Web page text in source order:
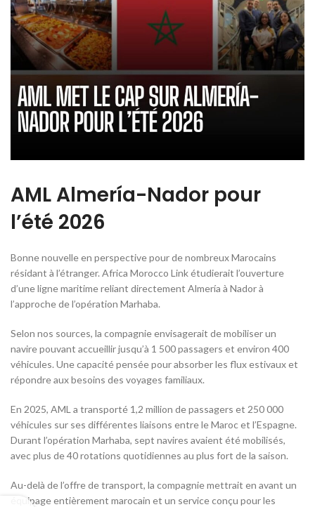
AML Almería-Nador pour
l’été 2026
Bonne nouvelle en perspective pour de nombreux Marocains
résidant à l’étranger. Africa Morocco Link étudierait l’ouverture
d’une ligne maritime reliant directement Almería à Nador à
l’approche de l’opération Marhaba.
Selon nos sources, la compagnie envisagerait de mobiliser un
navire pouvant accueillir jusqu’à 1 500 passagers et environ 400
véhicules. Une capacité pensée pour absorber les flux estivaux et
répondre aux besoins des voyages familiaux.
En 2025, AML a transporté 1,2 million de passagers et 250 000
véhicules sur ses différentes liaisons entre le Maroc et l’Espagne.
Durant l’opération Marhaba, sept navires avaient été mobilisés,
avec plus de 40 rotations quotidiennes au plus fort de la saison.
Au-delà de l’offre de transport, la compagnie mettrait en avant un
équipage entièrement marocain et un service conçu pour les